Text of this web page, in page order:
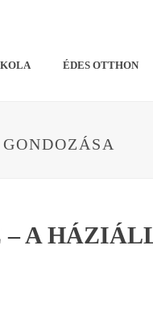
ÉDES OTTHON
A